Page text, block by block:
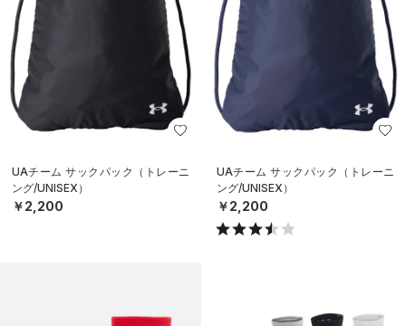
UAチーム サックパック（トレーニ
ング/UNISEX）
￥2,200
UAチーム サックパック（トレーニ
ング/UNISEX）
￥2,200